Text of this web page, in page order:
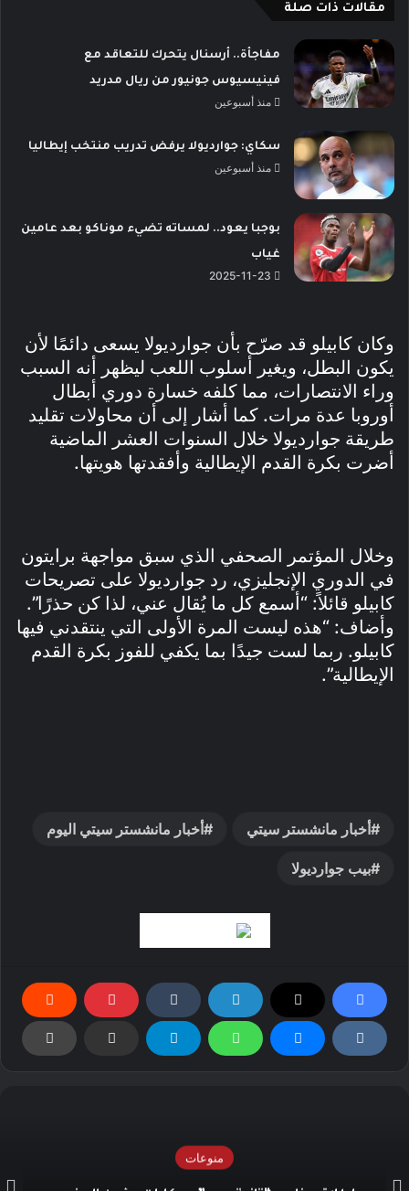
مقالات ذات صلة
مفاجأة.. أرسنال يتحرك للتعاقد مع
فينيسيوس جونيور من ريال مدريد
منذ أسبوعين
سكاي: جوارديولا يرفض تدريب منتخب إيطاليا
منذ أسبوعين
بوجبا يعود.. لمساته تضيء موناكو بعد عامين
غياب
2025-11-23
وكان كابيلو قد صرّح بأن جوارديولا يسعى دائمًا لأن
يكون البطل، ويغير أسلوب اللعب ليظهر أنه السبب
وراء الانتصارات، مما كلفه خسارة دوري أبطال
أوروبا عدة مرات. كما أشار إلى أن محاولات تقليد
طريقة جوارديولا خلال السنوات العشر الماضية
أضرت بكرة القدم الإيطالية وأفقدتها هويتها.
وخلال المؤتمر الصحفي الذي سبق مواجهة برايتون
في الدوري الإنجليزي، رد جوارديولا على تصريحات
كابيلو قائلاً: “أسمع كل ما يُقال عني، لذا كن حذرًا”.
وأضاف: “هذه ليست المرة الأولى التي ينتقدني فيها
كابيلو. ربما لست جيدًا بما يكفي للفوز بكرة القدم
الإيطالية”.
أخبار مانشستر سيتي أخبار مانشستر سيتي اليوم
بيب جوارديولا
منوعات